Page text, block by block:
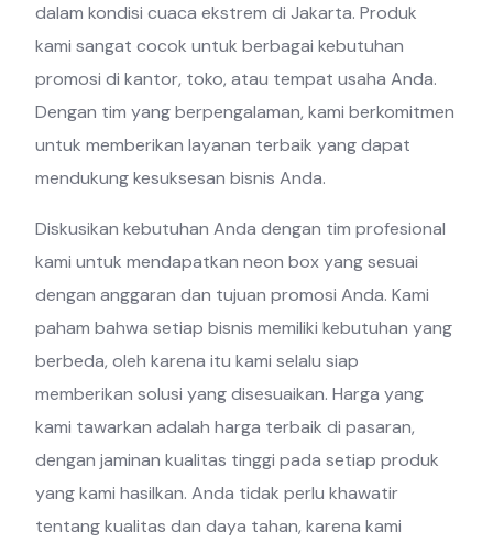
dalam kondisi cuaca ekstrem di Jakarta. Produk
kami sangat cocok untuk berbagai kebutuhan
promosi di kantor, toko, atau tempat usaha Anda.
Dengan tim yang berpengalaman, kami berkomitmen
untuk memberikan layanan terbaik yang dapat
mendukung kesuksesan bisnis Anda.
Diskusikan kebutuhan Anda dengan tim profesional
kami untuk mendapatkan neon box yang sesuai
dengan anggaran dan tujuan promosi Anda. Kami
paham bahwa setiap bisnis memiliki kebutuhan yang
berbeda, oleh karena itu kami selalu siap
memberikan solusi yang disesuaikan. Harga yang
kami tawarkan adalah harga terbaik di pasaran,
dengan jaminan kualitas tinggi pada setiap produk
yang kami hasilkan. Anda tidak perlu khawatir
tentang kualitas dan daya tahan, karena kami